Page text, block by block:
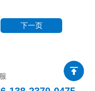
下一页